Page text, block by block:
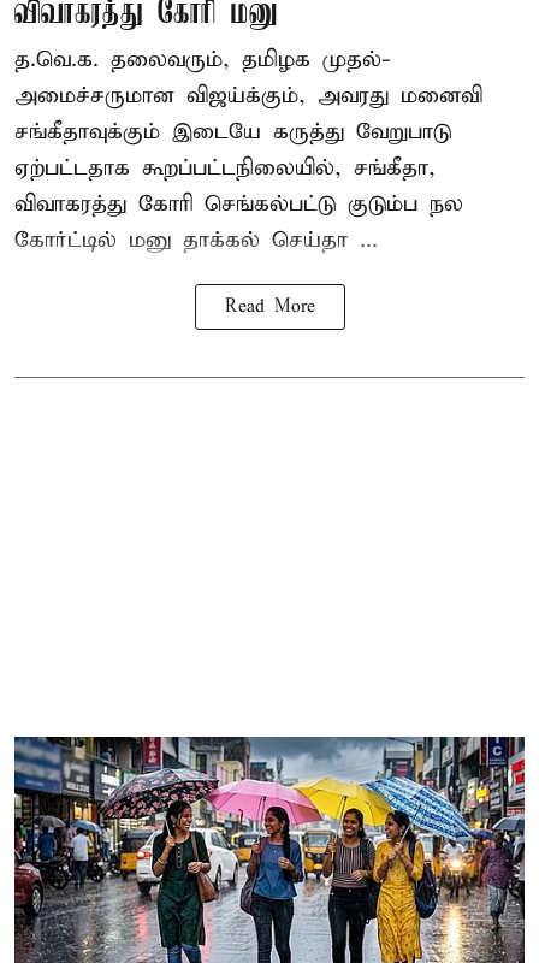
விவாகரத்து கோரி மனு
த.வெ.க. தலைவரும், தமிழக முதல்-
அமைச்சருமான விஜய்க்கும், அவரது மனைவி
சங்கீதாவுக்கும் இடையே கருத்து வேறுபாடு
ஏற்பட்டதாக கூறப்பட்டநிலையில், சங்கீதா,
விவாகரத்து கோரி செங்கல்பட்டு குடும்ப நல
கோர்ட்டில் மனு தாக்கல் செய்தா ...
Read More